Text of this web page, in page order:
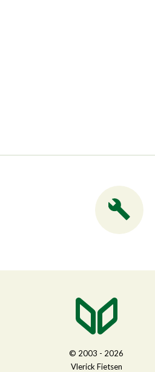
© 2003 - 2026
Vlerick Fietsen